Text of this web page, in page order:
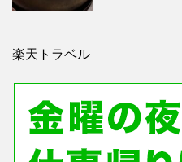
楽天トラベル